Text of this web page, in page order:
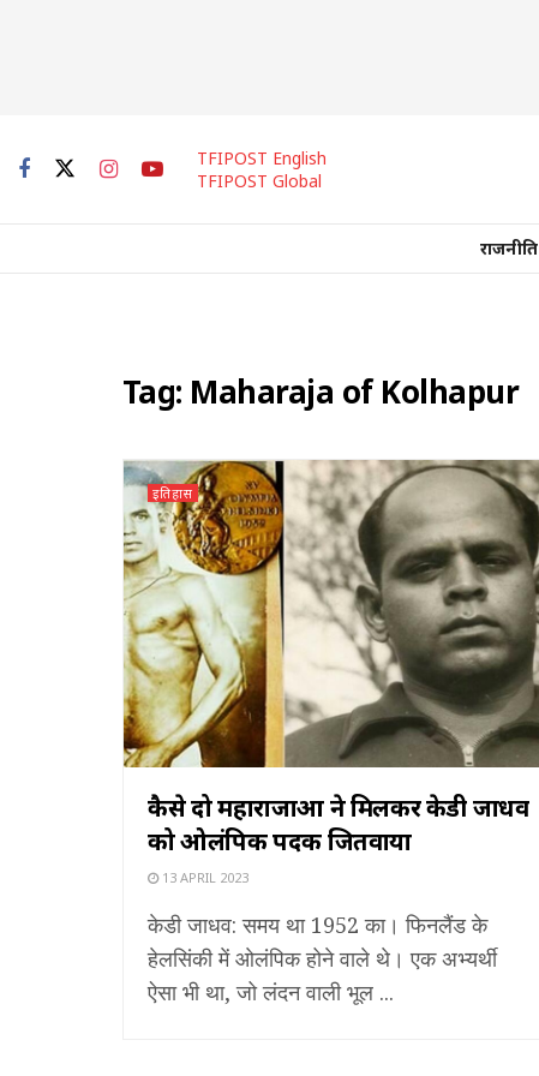
TFIPOST English
TFIPOST Global
राजनीति
Tag: Maharaja of Kolhapur
इतिहास
कैसे दो महाराजाओं ने मिलकर केडी जाधव
को ओलंपिक पदक जितवाया
13 APRIL 2023
केडी जाधव: समय था 1952 का। फिनलैंड के
हेलसिंकी में ओलंपिक होने वाले थे। एक अभ्यर्थी
ऐसा भी था, जो लंदन वाली भूल ...